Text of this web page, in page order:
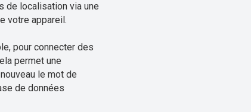
de localisation via une
votre appareil.
pour connecter des
permet une
le mot de
de données